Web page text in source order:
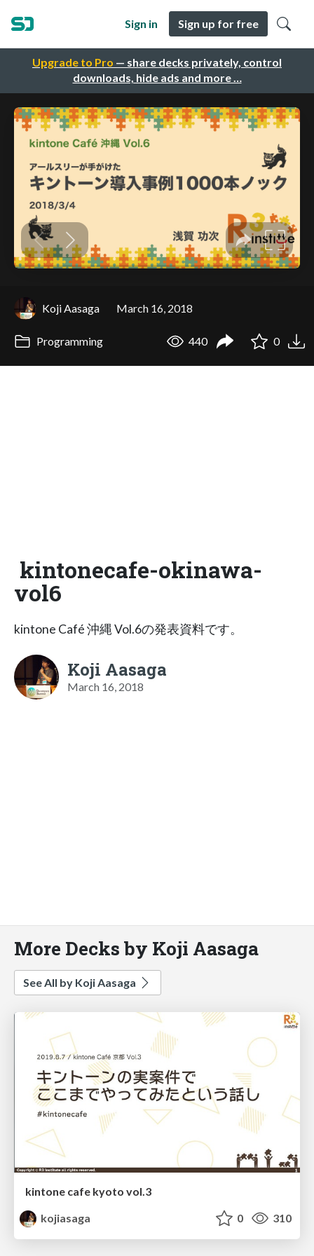
Upgrade to Pro — share decks privately, control
downloads, hide ads and more …
Sign in Sign up for free
Koji Aasaga March 16, 2018
Programming 440 0
kintonecafe-okinawa-
vol6
kintone Café 沖縄 Vol.6の発表資料です。
Koji Aasaga
March 16, 2018
More Decks by Koji Aasaga
See All by Koji Aasaga
kintone cafe kyoto vol.3
kojiasaga
0 310